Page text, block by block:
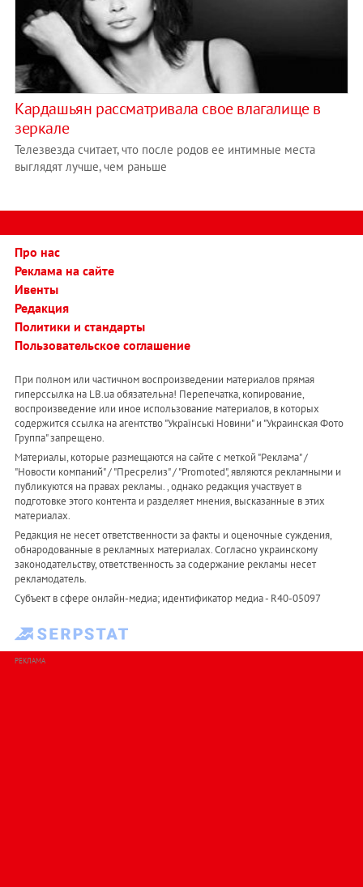
Кардашьян рассматривала свое влагалище в
зеркале
Телезвезда считает, что после родов ее интимные места
выглядят лучше, чем раньше
Про нас
Реклама на сайте
Ивенты
Редакция
Политики и стандарты
Пользовательское соглашение
При полном или частичном воспроизведении материалов прямая
гиперссылка на LB.ua обязательна! Перепечатка, копирование,
воспроизведение или иное использование материалов, в которых
содержится ссылка на агентство "Українськi Новини" и "Украинская Фото
Группа" запрещено.
Материалы, которые размещаются на сайте с меткой "Реклама" /
"Новости компаний" / "Пресрелиз" / "Promoted", являются рекламными и
публикуются на правах рекламы. , однако редакция участвует в
подготовке этого контента и разделяет мнения, высказанные в этих
материалах.
Редакция не несет ответственности за факты и оценочные суждения,
обнародованные в рекламных материалах. Согласно украинскому
законодательству, ответственность за содержание рекламы несет
рекламодатель.
Субъект в сфере онлайн-медиа; идентификатор медиа - R40-05097
РЕКЛАМА